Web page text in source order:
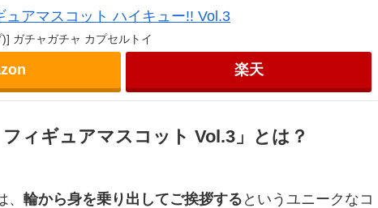
ュアマスコット ハイキュー!! Vol.3
ガチャガチャ カプセルトイ
楽天
ィギュアマスコット Vol.3」とは？
輪から身を乗り出してご挨拶する というユニークなコ